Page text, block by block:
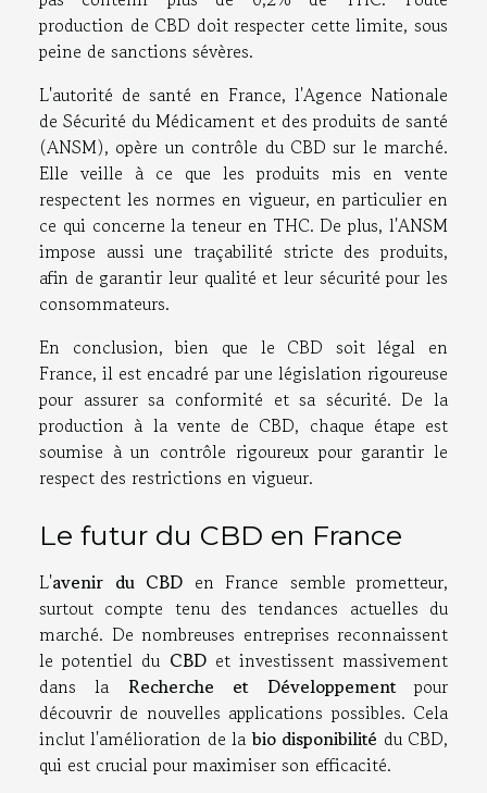
production de CBD doit respecter cette limite, sous
peine de sanctions sévères.
L'autorité de santé en France, l'Agence Nationale
de Sécurité du Médicament et des produits de santé
(ANSM), opère un contrôle du CBD sur le marché.
Elle veille à ce que les produits mis en vente
respectent les normes en vigueur, en particulier en
ce qui concerne la teneur en THC. De plus, l'ANSM
impose aussi une traçabilité stricte des produits,
afin de garantir leur qualité et leur sécurité pour les
consommateurs.
En conclusion, bien que le CBD soit légal en
France, il est encadré par une législation rigoureuse
pour assurer sa conformité et sa sécurité. De la
production à la vente de CBD, chaque étape est
soumise à un contrôle rigoureux pour garantir le
respect des restrictions en vigueur.
Le futur du CBD en France
L'avenir du CBD en France semble prometteur,
surtout compte tenu des tendances actuelles du
marché. De nombreuses entreprises reconnaissent
le potentiel du CBD et investissent massivement
dans la Recherche et Développementpour
découvrir de nouvelles applications possibles. Cela
inclut l'amélioration de la bio disponibilité du CBD,
qui est crucial pour maximiser son efficacité.